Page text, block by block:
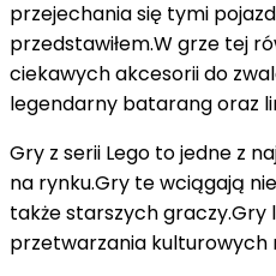
przejechania się tymi
przedstawiłem.W grze tej
ciekawych akcesorii do
legendarny batarang oraz
Gry z serii Lego to jedne z
na rynku.Gry te wciągają
także starszych graczy.Gry
przetwarzania kulturowych